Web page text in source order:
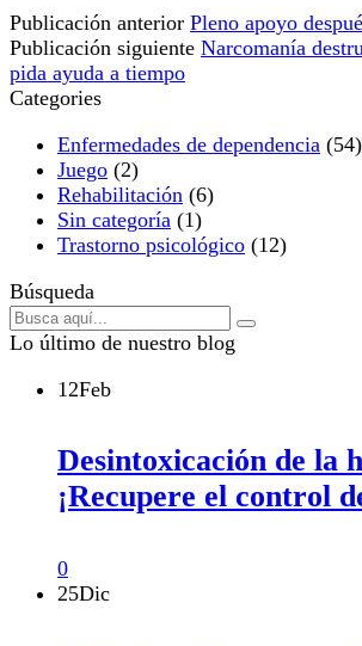
Publicación anterior Pleno apoyo
Publicación siguiente Narcomanía
pida ayuda a tiempo
Categories
Enfermedades de dependencia (54)
Juego (2)
Rehabilitación (6)
Sin categoría (1)
Trastorno psicológico (12)
Búsqueda
Lo último de nuestro blog
12Feb
Desintoxicación de la
¡Recupere el control
0
25Dic